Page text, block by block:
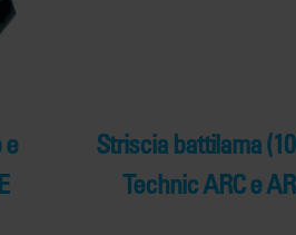
e
Striscia battilama
Technic ARC e